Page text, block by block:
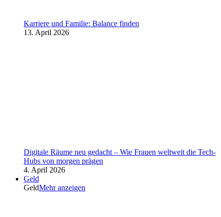
Karriere und Familie: Balance finden
13. April 2026
Digitale Räume neu gedacht – Wie Frauen weltweit die Tech-
Hubs von morgen prägen
4. April 2026
Geld
GeldMehr anzeigen